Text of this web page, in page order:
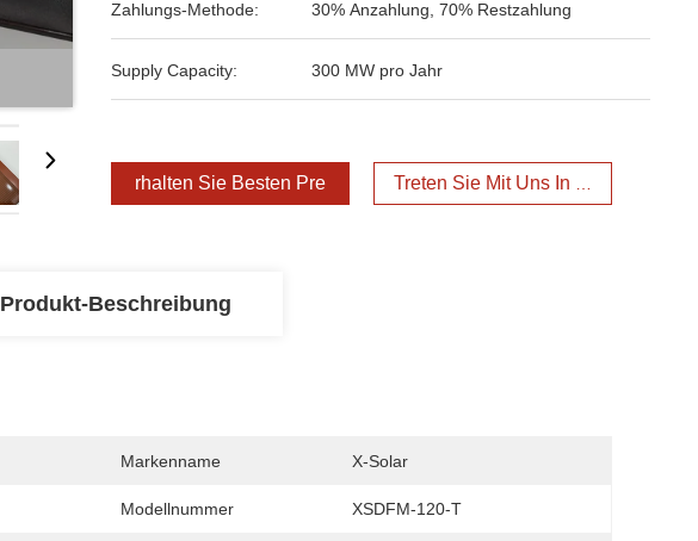
Zahlungs-Methode: 30% Anzahlung, 70% Restzahlung
Supply Capacity: 300 MW pro Jahr
Erhalten Sie Besten Preis Treten Sie Mit Uns In Verbindung
Produkt-Beschreibung
Markenname X-Solar
Modellnummer XSDFM-120-T